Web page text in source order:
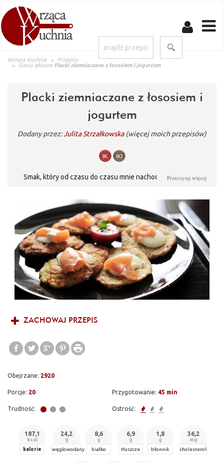
Wrząca Kuchnia
Przepisy
Dania główne Placki ziemniaczane z łososiem i jogurtem
Placki ziemniaczane z łososiem i
jogurtem
Dodany przez:Julita Strzałkowska (więcej moich przepisów)
Smak, który od czasu do czasu mnie nachodzi i muszę się
jogurtem greckim
Przeczytaj więcej
ZACHOWAJ PRZEPIS
Obejrzane: 2920
Porcje: 20 Przygotowanie: 45 min
Trudność: Ostrość:
187,1
kcal
kalorie
24,2
g
węglowodany
8,6
g
białko
6,9
g
tłuszcze
1,8
g
błonnik
36,2
mg
cholesterol